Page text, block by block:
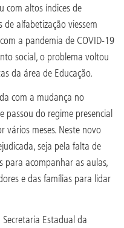
com altos índices de
alfabetização viessem
a pandemia de COVID-19
social, o problema voltou
da área de Educação.
com a mudança no
passou do regime presencial
meses. Neste novo
seja pela falta de
para acompanhar as aulas,
e das famílias para lidar
Estadual da